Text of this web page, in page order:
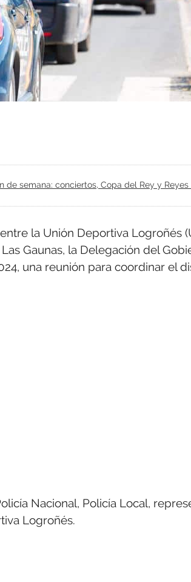
de semana: conciertos, Copa del Rey y Reyes
la Unión Deportiva Logroñés
Gaunas, la Delegación del
una reunión para coordinar el
Nacional, Policía Local,
Logroñés.